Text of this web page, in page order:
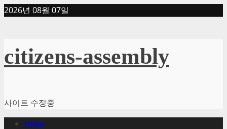
Skip
2026년 08월 07일
citizens-assembly
사이트 수정중
PrimaryHome